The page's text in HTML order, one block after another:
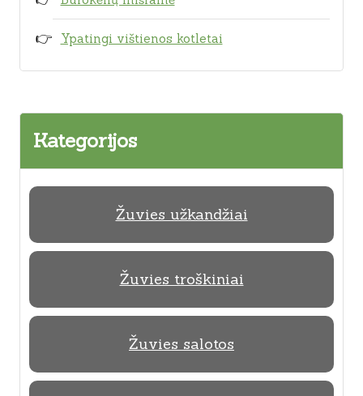
Ypatingi vištienos kotletai
Kategorijos
Žuvies užkandžiai
Žuvies troškiniai
Žuvies salotos